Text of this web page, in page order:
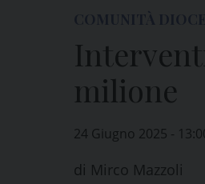
milione
24 Giugno 2025 -
di Mirco Mazzoli